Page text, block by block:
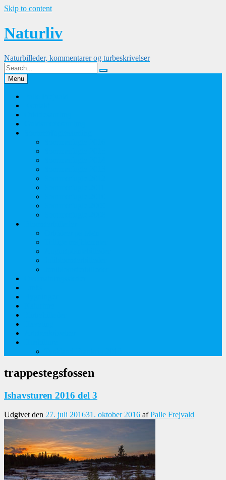
Skip to content
Naturliv
Naturbilleder, kommentarer og turbeskrivelser
Menu
trappestegsfossen
Ishavsturen 2016 del 3
Udgivet den 27. juli 201631. oktober 2016 afPalle Frejvald